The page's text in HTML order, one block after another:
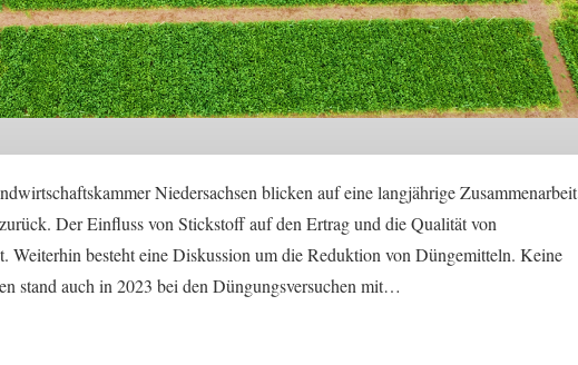
Niedersachsen blicken auf eine langjährige Zusammenarbeit
Der Einfluss von Stickstoff auf den Ertrag und die Qualität von
Weiterhin besteht eine Diskussion um die Reduktion von Düngemitteln. Keine
stand auch in 2023 bei den Düngungsversuchen mit…